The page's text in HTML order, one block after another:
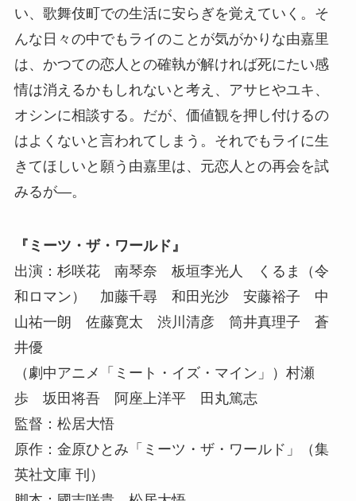
い、歌舞伎町での生活に安らぎを覚えていく。そ
んな日々の中でもライのことが気がかりな由嘉里
は、かつての恋人との確執が解ければ死にたい感
情は消えるかもしれないと考え、アサヒやユキ、
オシンに相談する。だが、価値観を押し付けるの
はよくないと言われてしまう。それでもライに生
きてほしいと願う由嘉里は、元恋人との再会を試
みるが―。
『ミーツ・ザ・ワールド』
出演：杉咲花 南琴奈 板垣李光人 くるま（令
和ロマン） 加藤千尋 和田光沙 安藤裕子 中
山祐一朗 佐藤寛太 渋川清彦 筒井真理子 蒼
井優
（劇中アニメ「ミート・イズ・マイン」）村瀬
歩 坂田将吾 阿座上洋平 田丸篤志
監督：松居大悟
原作：金原ひとみ「ミーツ・ザ・ワールド」（集
英社文庫 刊）